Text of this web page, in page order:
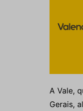
A Vale,
Gerais,